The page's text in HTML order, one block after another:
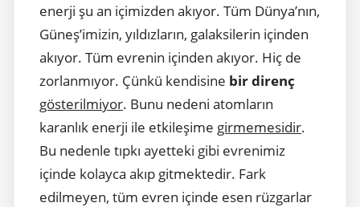
enerji şu an içimizden akıyor. Tüm Dünya’nın,
Güneş’imizin, yıldızların, galaksilerin içinden
akıyor. Tüm evrenin içinden akıyor. Hiç de
zorlanmıyor. Çünkü kendisine bir direnç
gösterilmiyor. Bunu nedeni atomların
karanlık enerji ile etkileşime girmemesidir.
Bu nedenle tıpkı ayetteki gibi evrenimiz
içinde kolayca akıp gitmektedir. Fark
edilmeyen, tüm evren içinde esen rüzgarlar